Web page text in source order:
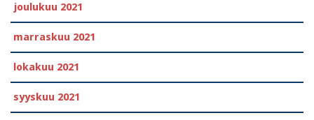
joulukuu 2021
marraskuu 2021
lokakuu 2021
syyskuu 2021